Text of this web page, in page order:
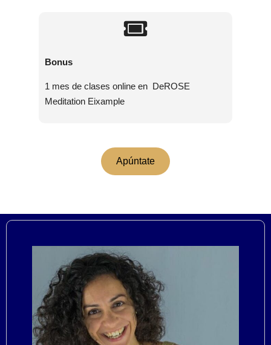
Bonus
1 mes de clases online en DeROSE
Meditation Eixample
Apúntate